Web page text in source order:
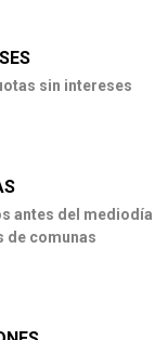
sin intereses
antes del mediodía
de comunas